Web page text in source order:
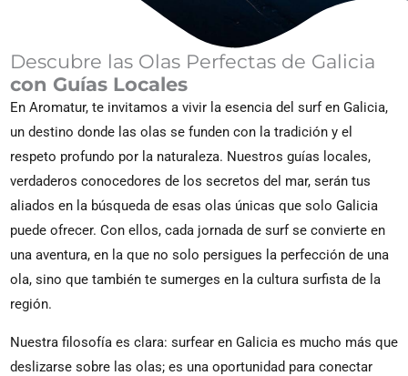
Descubre las Olas Perfectas de Galicia
con Guías Locales
En Aromatur, te invitamos a vivir la esencia del surf en Galicia,
un destino donde las olas se funden con la tradición y el
respeto profundo por la naturaleza. Nuestros guías locales,
verdaderos conocedores de los secretos del mar, serán tus
aliados en la búsqueda de esas olas únicas que solo Galicia
puede ofrecer. Con ellos, cada jornada de surf se convierte en
una aventura, en la que no solo persigues la perfección de una
ola, sino que también te sumerges en la cultura surfista de la
región.
Nuestra filosofía es clara: surfear en Galicia es mucho más que
deslizarse sobre las olas; es una oportunidad para conectar